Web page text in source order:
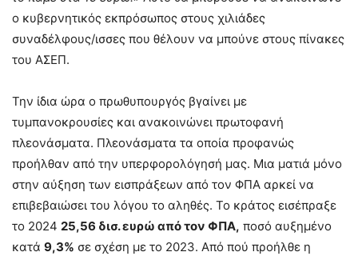
ο κυβερνητικός εκπρόσωπος στους χιλιάδες
συναδέλφους/ισσες που θέλουν να μπούνε στους πίνακες
του ΑΣΕΠ.
Την ίδια ώρα ο πρωθυπουργός βγαίνει με
τυμπανοκρουσίες και ανακοινώνει πρωτοφανή
πλεονάσματα. Πλεονάσματα τα οποία προφανώς
προήλθαν από την υπερφορολόγησή μας. Μια ματιά μόνο
στην αύξηση των εισπράξεων από τον ΦΠΑ αρκεί να
επιβεβαιώσει του λόγου το αληθές. Το κράτος εισέπραξε
το 2024 25,56 δισ. ευρώ από τον ΦΠΑ, ποσό αυξημένο
κατά 9,3% σε σχέση με το 2023. Από πού προήλθε η